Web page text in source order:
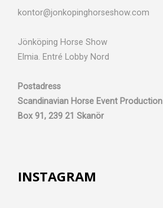
kontor@jonkopinghorseshow.com
Jönköping Horse Show
Elmia. Entré Lobby Nord
Postadress
Scandinavian Horse Event Production
Box 91, 239 21 Skanör
INSTAGRAM